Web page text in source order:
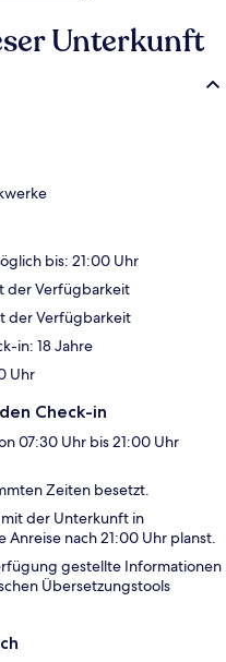
Unterkunft
bis: 21:00 Uhr
der Verfügbarkeit
der Verfügbarkeit
in: 18 Jahre
Uhr
Check-in
07:30 Uhr bis 21:00 Uhr
Zeiten besetzt.
mit der Unterkunft in
nach 21:00 Uhr planst.
gestellte Informationen
Übersetzungstools